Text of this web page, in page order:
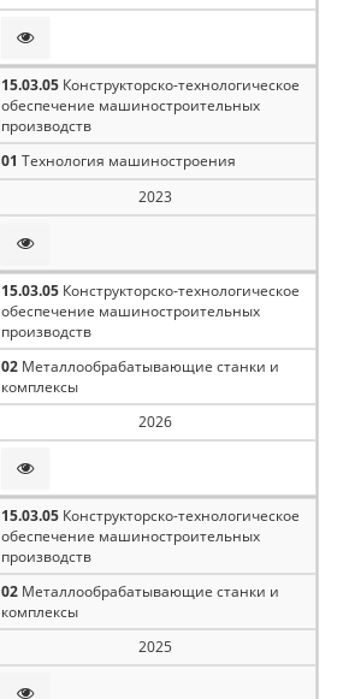
15.03.05 Конструкторско-технологическое
обеспечение машиностроительных
производств
01 Технология машиностроения
2023
15.03.05 Конструкторско-технологическое
обеспечение машиностроительных
производств
02 Металлообрабатывающие станки и
комплексы
2026
15.03.05 Конструкторско-технологическое
обеспечение машиностроительных
производств
02 Металлообрабатывающие станки и
комплексы
2025